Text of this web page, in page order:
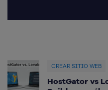
CREAR SITIO WEB
HostGator vs